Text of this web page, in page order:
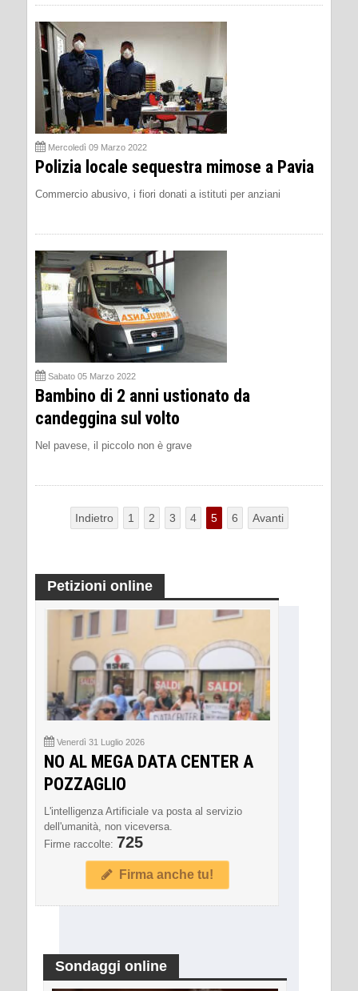
Mercoledì 09 Marzo 2022
Polizia locale sequestra mimose a Pavia
Commercio abusivo, i fiori donati a istituti per anziani
Sabato 05 Marzo 2022
Bambino di 2 anni ustionato da
candeggina sul volto
Nel pavese, il piccolo non è grave
Indietro 1 2 3 4 5 6 Avanti
Petizioni online
Venerdì 31 Luglio 2026
NO AL MEGA DATA CENTER A
POZZAGLIO
L'intelligenza Artificiale va posta al servizio
dell'umanità, non viceversa.
Firme raccolte: 725
Firma anche tu!
Sondaggi online